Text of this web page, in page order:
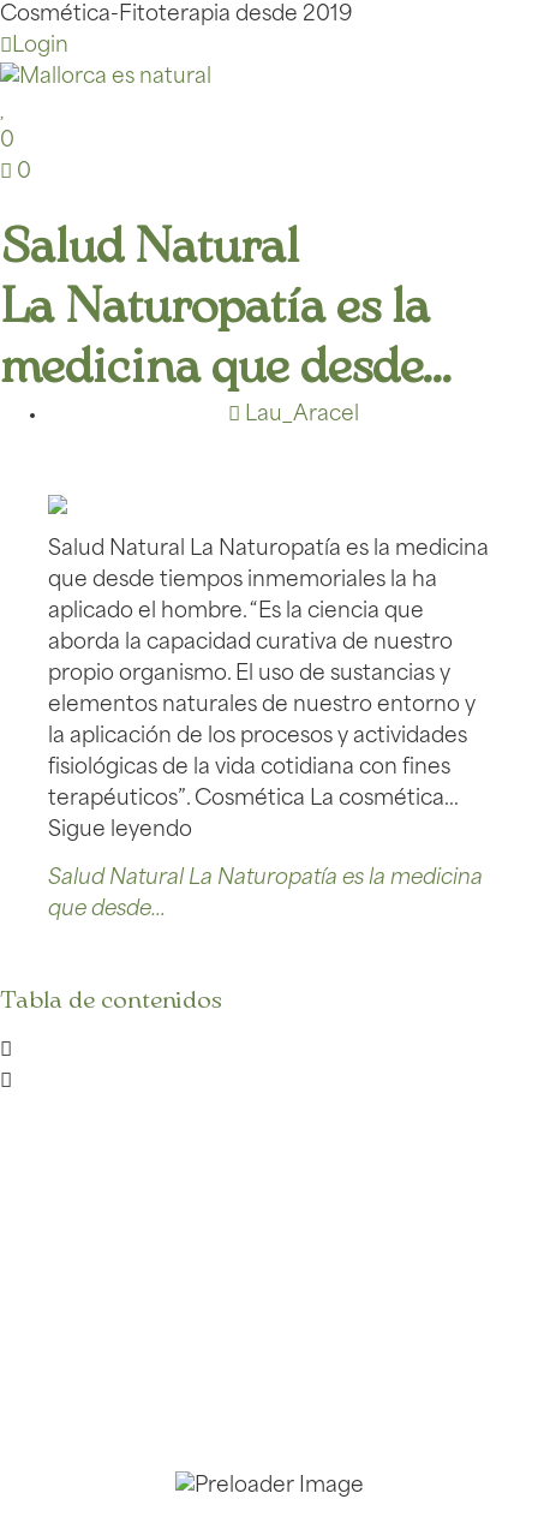
Cosmética-Fitoterapia desde 2019
Login
0
0
Salud Natural
La Naturopatía es la
medicina que desde…
Lau_Aracel
Salud Natural La Naturopatía es la medicina
que desde tiempos inmemoriales la ha
aplicado el hombre. “Es la ciencia que
aborda la capacidad curativa de nuestro
propio organismo. El uso de sustancias y
elementos naturales de nuestro entorno y
la aplicación de los procesos y actividades
fisiológicas de la vida cotidiana con fines
terapéuticos”. Cosmética La cosmética…
Sigue leyendo
Salud Natural La Naturopatía es la medicina
que desde…
Tabla de contenidos